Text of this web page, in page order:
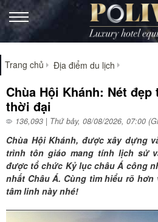
Trang chủ Địa điểm du lịch
Chùa Hội Khánh: Nét
thời đại
136,093 | Thứ bảy, 08/08/2026, 07:00
Chùa Hội Khánh, được xây dựng
trình tôn giáo mang tính lịch sử
được tổ chức Kỷ lục châu Á công
nhất Châu Á. Cùng tìm hiểu rõ
tâm linh này nhé!